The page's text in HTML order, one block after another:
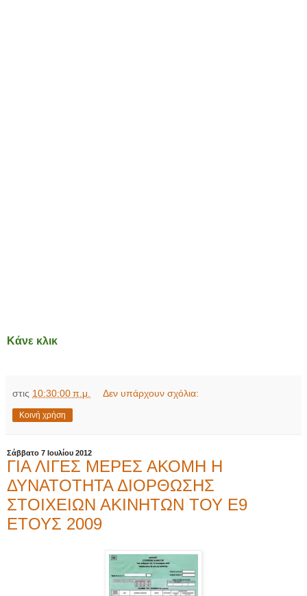
Κάνε κλικ
στις 10:30:00 π.μ. Δεν υπάρχουν σχόλια:
Κοινή χρήση
Σάββατο 7 Ιουλίου 2012
ΓΙΑ ΛΙΓΕΣ ΜΕΡΕΣ ΑΚΟΜΗ Η
ΔΥΝΑΤΟΤΗΤΑ ΔΙΟΡΘΩΣΗΣ
ΣΤΟΙΧΕΙΩΝ ΑΚΙΝΗΤΩΝ ΤΟΥ Ε9
ΕΤΟΥΣ 2009